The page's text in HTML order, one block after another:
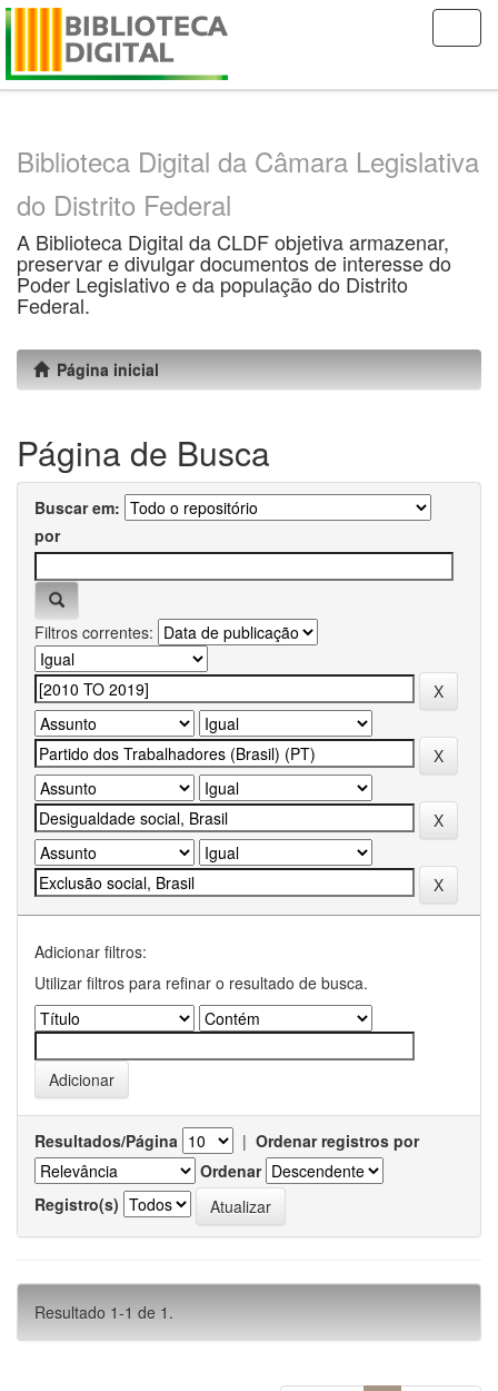
Skip
Biblioteca Digital da Câmara Legislativa
do Distrito Federal
A Biblioteca Digital da CLDF objetiva armazenar,
preservar e divulgar documentos de interesse do
Poder Legislativo e da população do Distrito
Federal.
Página inicial
Página de Busca
Buscar em:
por
Filtros correntes:
Adicionar filtros:
Utilizar filtros para refinar o resultado de busca.
Resultados/Página | Ordenar registros por
Ordenar
Registro(s)
Resultado 1-1 de 1.